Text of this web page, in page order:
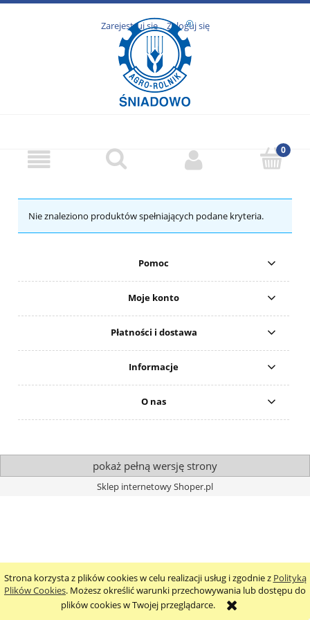
Strona korzysta z plików cookies w celu realizacji usług i zgodnie z Polityką
Plików Cookies. Możesz określić warunki przechowywania lub dostępu do
plików cookies w Twojej przeglądarce.
Zarejestruj się Zaloguj się
Nie znaleziono produktów spełniających podane kryteria.
Pomoc
Moje konto
Płatności i dostawa
Informacje
O nas
pokaż pełną wersję strony
Sklep internetowy Shoper.pl